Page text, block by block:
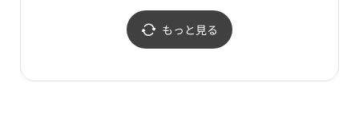
ラ）・現代プレミアムア
ウトレットキンポ（金
浦）店(막스마라 현대프
(레오나드 현대프리미엄
아울렛 김포점)
もっと見る